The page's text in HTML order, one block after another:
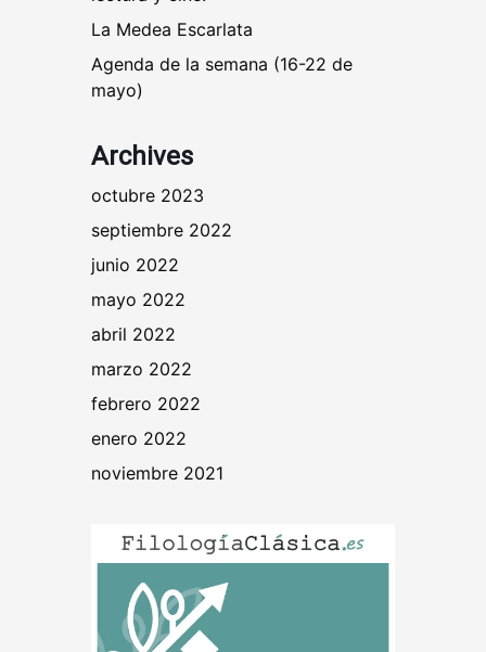
La Medea Escarlata
Agenda de la semana (16-22 de
mayo)
Archives
octubre 2023
septiembre 2022
junio 2022
mayo 2022
abril 2022
marzo 2022
febrero 2022
enero 2022
noviembre 2021